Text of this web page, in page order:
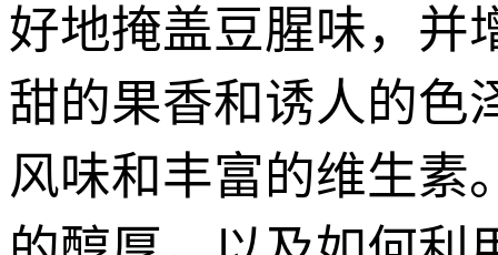
好地掩盖豆腥味，并
甜的果香和诱人的色
风味和丰富的维生素